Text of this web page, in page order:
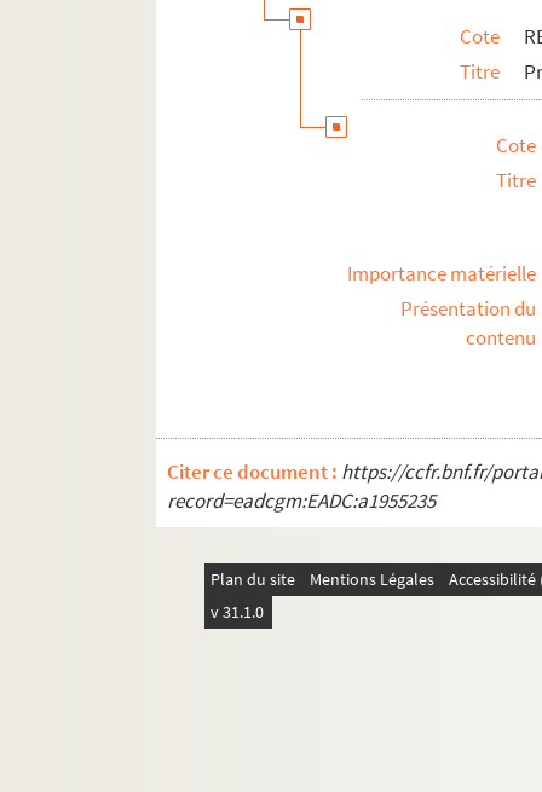
Cote
Titre
Cote
Titre
Importance matérielle
Présentation du
contenu
Citer ce document : https://ccfr.bnf.fr/
record=eadcgm:EADC:a1955235
Plan du site Mentions Légales
v 31.1.0